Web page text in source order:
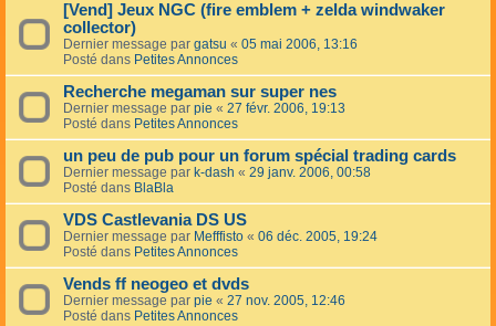
[Vend] Jeux NGC (fire emblem + zelda windwaker
collector)
Dernier message par gatsu « 05 mai 2006, 13:16
Posté dans Petites Annonces
Recherche megaman sur super nes
Dernier message par pie « 27 févr. 2006, 19:13
Posté dans Petites Annonces
un peu de pub pour un forum spécial trading cards
Dernier message par k-dash « 29 janv. 2006, 00:58
Posté dans BlaBla
VDS Castlevania DS US
Dernier message par Mefffisto « 06 déc. 2005, 19:24
Posté dans Petites Annonces
Vends ff neogeo et dvds
Dernier message par pie « 27 nov. 2005, 12:46
Posté dans Petites Annonces